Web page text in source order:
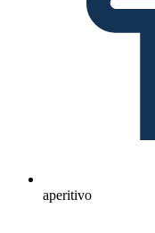
aperitivo